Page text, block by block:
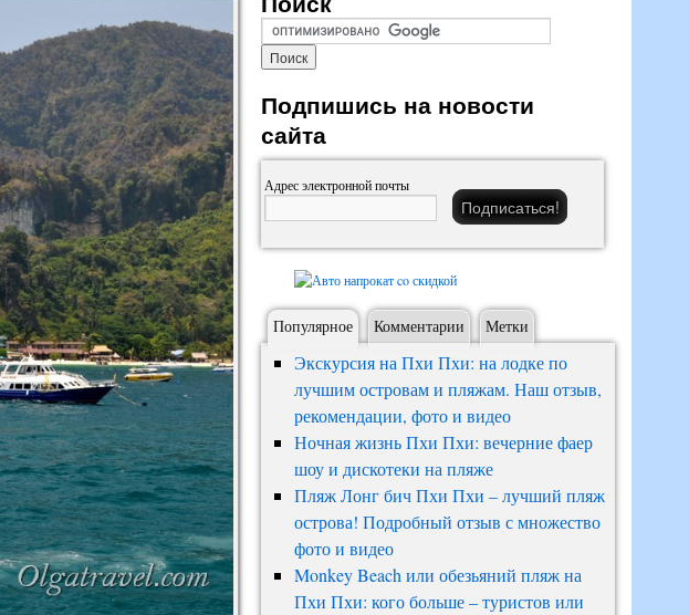
Подпишись на новости
сайта
Адрес электронной почты
Популярное Комментарии Метки
Экскурсия на Пхи Пхи: на лодке по
лучшим островам и пляжам. Наш отзыв,
рекомендации, фото и видео
Ночная жизнь Пхи Пхи: вечерние фаер
шоу и дискотеки на пляже
Пляж Лонг бич Пхи Пхи – лучший пляж
острова! Подробный отзыв с множество
фото и видео
Monkey Beach или обезьяний пляж на
Пхи Пхи: кого больше – туристов или